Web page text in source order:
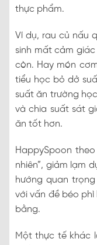
thực phẩm.
Ví dụ, rau củ nấu
sinh mất cảm
còn. Hay món
tiểu học bỏ dở
suất ăn trường
và chia suất sát
ăn tốt hơn.
HappySpoon
nhiên”, giảm lạm
hướng quan
với vấn đề béo
bằng.
Một thực tế khác